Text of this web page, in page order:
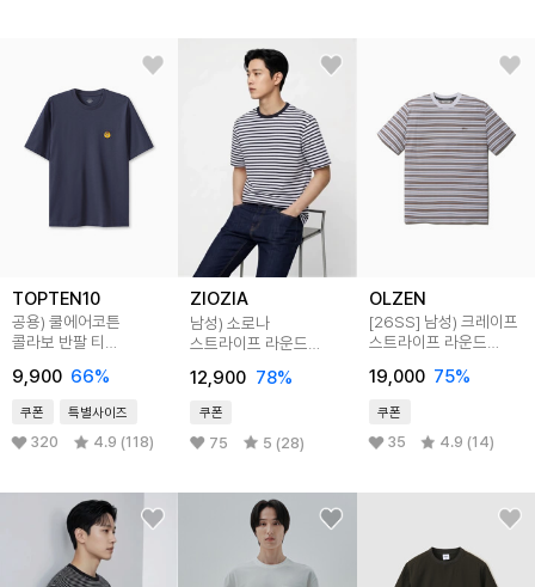
TOPTEN10
공용) 쿨에어코튼
콜라보 반팔 티
9,900 66%
쿠폰 특별사이즈
320 4.9 (118)
ZIOZIA
남성) 소로나
스트라이프 라운드
12,900 78%
쿠폰
75 5 (28)
OLZEN
[26SS] 남성) 크레이프
스트라이프 라운드
19,000 75%
쿠폰
35 4.9 (14)